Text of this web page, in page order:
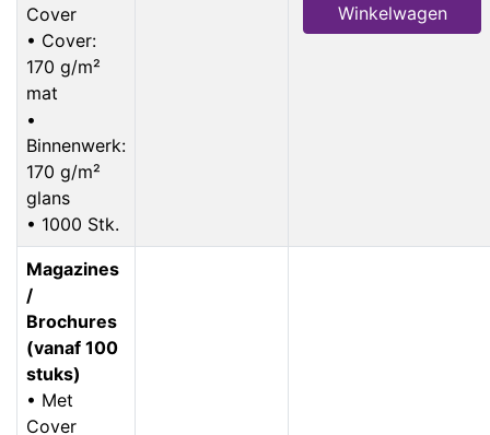
Cover
• Cover:
170 g/m²
mat
•
Binnenwerk:
170 g/m²
glans
• 1000 Stk.
Winkelwagen
Magazines
/
Brochures
(vanaf 100
stuks)
• Met
Cover